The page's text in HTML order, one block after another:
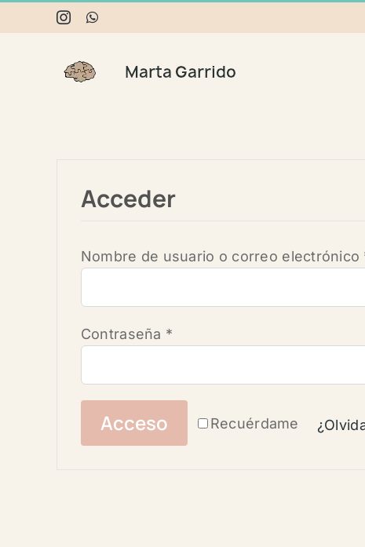
to
InstagramWhatsApp
Acceder
Nombre de usuario o correo electrónico
Contraseña *
Recuérdame
Acceso